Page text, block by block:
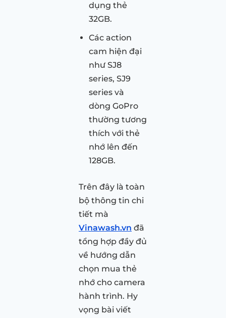
dụng thẻ
32GB.
Các action
cam hiện đại
như SJ8
series, SJ9
series và
dòng GoPro
thường tương
thích với thẻ
nhớ lên đến
128GB.
Trên đây là toàn
bộ thông tin chi
tiết mà
Vinawash.vn đã
tổng hợp đầy đủ
về hướng dẫn
chọn mua thẻ
nhớ cho camera
hành trình. Hy
vọng bài viết